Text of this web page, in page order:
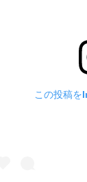
この投稿を